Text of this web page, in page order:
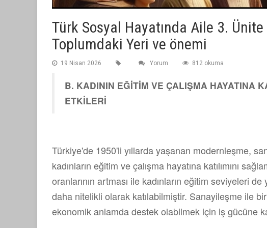
Türk Sosyal Hayatında Aile 3. Ünite
Toplumdaki Yeri ve önemi
19 Nisan 2026 Yorum 812 okuma
B. KADININ EĞİTİM VE ÇALIŞMA HAYATINA
ETKİLERİ
Türkiye'de 1950'li yıllarda yaşanan modernleşme,
kadınların eğitim ve çalışma hayatına katılımını
oranlarının artması ile kadınların eğitim seviyeleri
daha nitelikli olarak katılabilmiştir. Sanayileşme ile
ekonomik anlamda destek olabilmek için iş gücüne